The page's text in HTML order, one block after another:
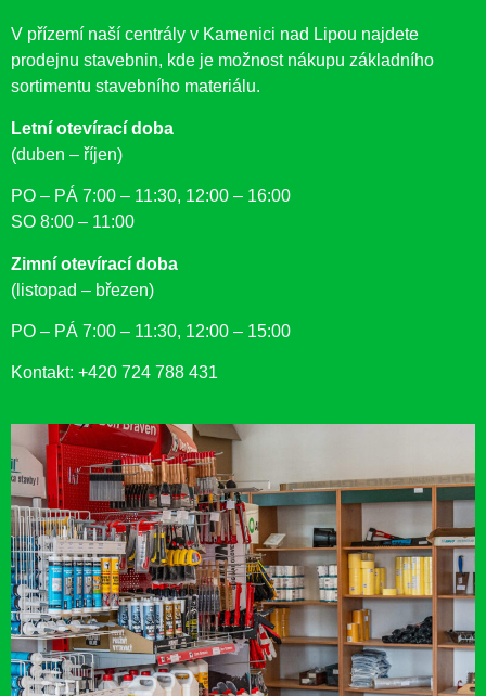
V přízemí naší centrály v Kamenici nad Lipou najdete
prodejnu stavebnin, kde je možnost nákupu základního
sortimentu stavebního materiálu.
Letní otevírací doba
(duben – říjen)
PO – PÁ 7:00 – 11:30, 12:00 – 16:00
SO 8:00 – 11:00
Zimní otevírací doba
(listopad – březen)
PO – PÁ 7:00 – 11:30, 12:00 – 15:00
Kontakt: +420 724 788 431